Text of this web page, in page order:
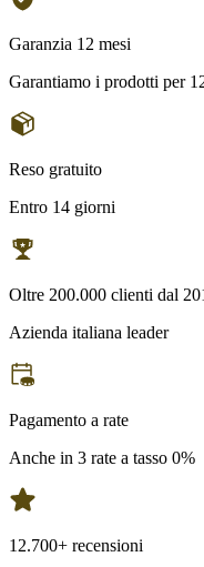
Garanzia 12 mesi
Garantiamo i prodotti per
Reso gratuito
Entro 14 giorni
Oltre 200.000 clienti dal
Azienda italiana leader
Pagamento a rate
Anche in 3 rate a tasso 0%
12.700+ recensioni